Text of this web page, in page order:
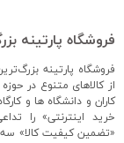
فروشگاه پارتینه
فروشگاه پارتینه
از کالاهای متنوع در
کاران و دانشگاه ها و
خرید اینترنتی» را
«تضمین کیفیت کالا»